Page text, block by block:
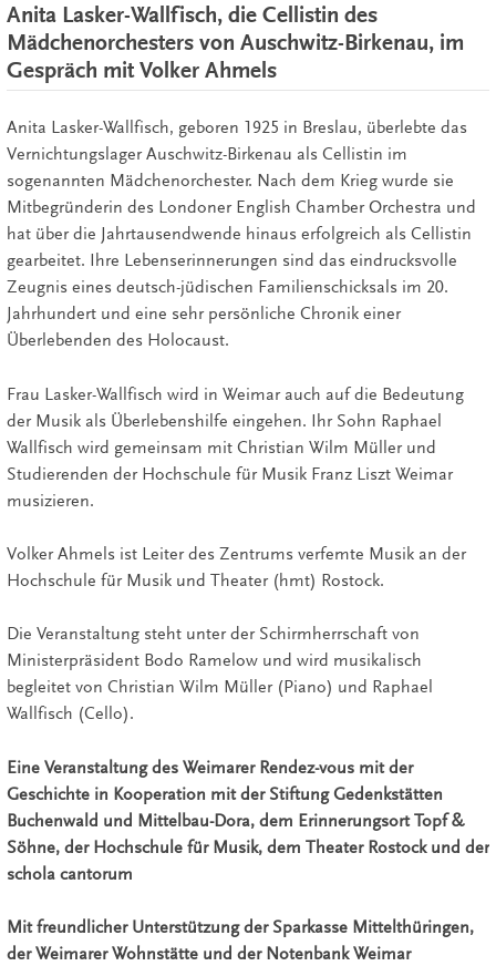
Anita Lasker-Wallfisch, die Cellistin des
Mädchenorchesters von Auschwitz-Birkenau, im
Gespräch mit Volker Ahmels
Anita Lasker-Wallfisch, geboren 1925 in Breslau, überlebte das
Vernichtungslager Auschwitz-Birkenau als Cellistin im
sogenannten Mädchenorchester. Nach dem Krieg wurde sie
Mitbegründerin des Londoner English Chamber Orchestra und
hat über die Jahrtausendwende hinaus erfolgreich als Cellistin
gearbeitet. Ihre Lebenserinnerungen sind das eindrucksvolle
Zeugnis eines deutsch-jüdischen Familienschicksals im 20.
Jahrhundert und eine sehr persönliche Chronik einer
Überlebenden des Holocaust.
Frau Lasker-Wallfisch wird in Weimar auch auf die Bedeutung
der Musik als Überlebenshilfe eingehen. Ihr Sohn Raphael
Wallfisch wird gemeinsam mit Christian Wilm Müller und
Studierenden der Hochschule für Musik Franz Liszt Weimar
musizieren.
Volker Ahmels ist Leiter des Zentrums verfemte Musik an der
Hochschule für Musik und Theater (hmt) Rostock.
Die Veranstaltung steht unter der Schirmherrschaft von
Ministerpräsident Bodo Ramelow und wird musikalisch
begleitet von Christian Wilm Müller (Piano) und Raphael
Wallfisch (Cello).
Eine Veranstaltung des Weimarer Rendez-vous mit der
Geschichte in Kooperation mit der Stiftung Gedenkstätten
Buchenwald und Mittelbau-Dora, dem Erinnerungsort Topf &
Söhne, der Hochschule für Musik, dem Theater Rostock und der
schola cantorum
Mit freundlicher Unterstützung der Sparkasse Mittelthüringen,
der Weimarer Wohnstätte und der Notenbank Weimar